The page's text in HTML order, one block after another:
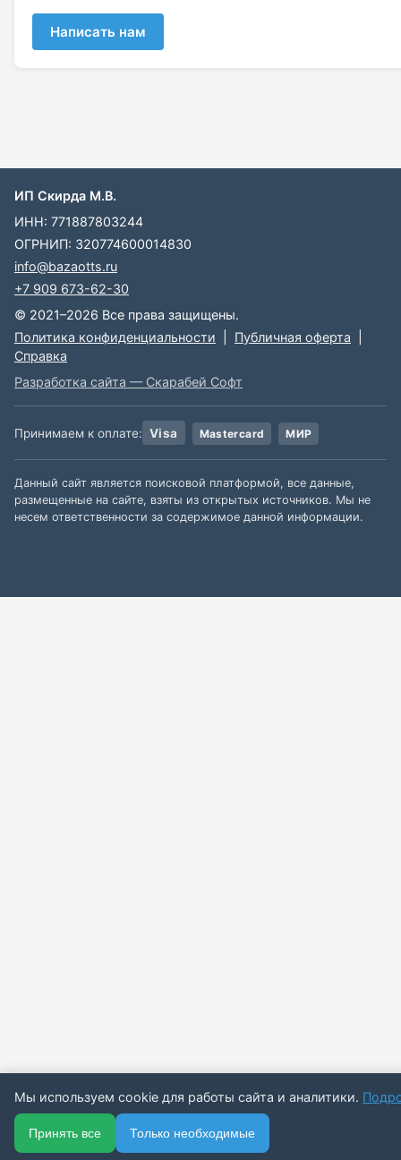
Написать нам
ИП Скирда М.В.
ИНН: 771887803244
ОГРНИП: 320774600014830
info@bazaotts.ru
+7 909 673-62-30
© 2021–2026 Все права защищены.
Политика конфиденциальности
Публичная оферта
Справка
Разработка сайта — Скарабей Софт
Принимаем к оплате: Visa Mastercard МИР
Данный сайт является поисковой платформой, все данные,
размещенные на сайте, взяты из открытых источников. Мы не
несем ответственности за содержимое данной информации.
🏠
Главная
📋
Каталог
📅
Подписки
Мы используем cookie для работы сайта и аналитики.
Принять все Только необходимые